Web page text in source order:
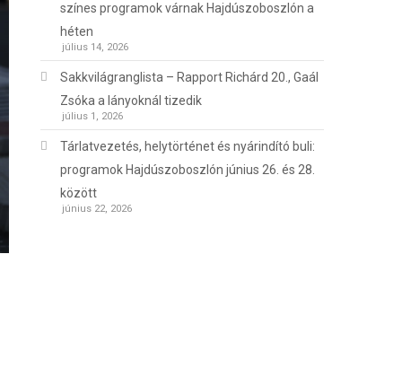
színes programok várnak Hajdúszoboszlón a
héten
július 14, 2026
Sakkvilágranglista – Rapport Richárd 20., Gaál
Zsóka a lányoknál tizedik
július 1, 2026
Tárlatvezetés, helytörténet és nyárindító buli:
programok Hajdúszoboszlón június 26. és 28.
között
június 22, 2026